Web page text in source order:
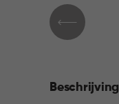
Beschrijving